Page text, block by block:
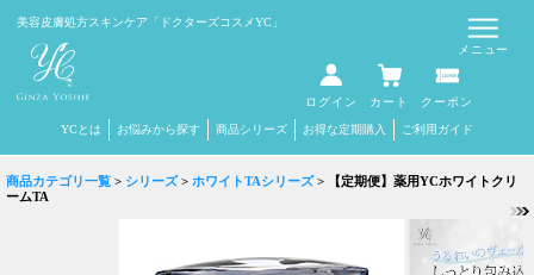
Select Language
美容皮膚処方スキンケア 「ドクターズコスメYC」
ログイン カート クーポン
メニュー
YCとは お悩みから探す 商品シリーズ お得な定期購入 ご利用ガイド
商品カテゴリ一覧 > シリーズ> ホワイトTAシリーズ> 【定期便】薬用YCホワイトクリ
ームTA